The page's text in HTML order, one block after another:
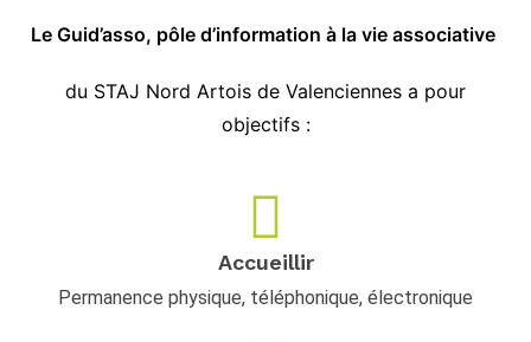
Le Guid’asso, pôle d’information à la vie associative
du STAJ Nord Artois de Valenciennes a pour
objectifs :
Accueillir
Permanence physique, téléphonique, électronique